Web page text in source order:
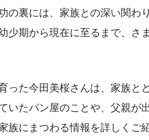
の裏には、家族との深い関わ
少期から現在に至るまで、さ
った今田美桜さんは、家族と
いたパン屋のことや、父親が
族にまつわる情報を詳しくご